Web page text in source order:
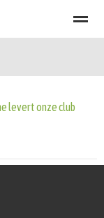
Agenda
levert onze club